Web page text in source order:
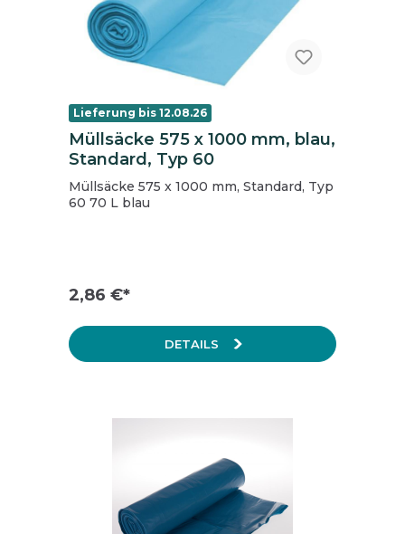
Lieferung bis 12.08.26
Müllsäcke 575 x 1000 mm, blau,
Standard, Typ 60
Müllsäcke 575 x 1000 mm, Standard, Typ
60 70 L blau
2,86 €*
DETAILS